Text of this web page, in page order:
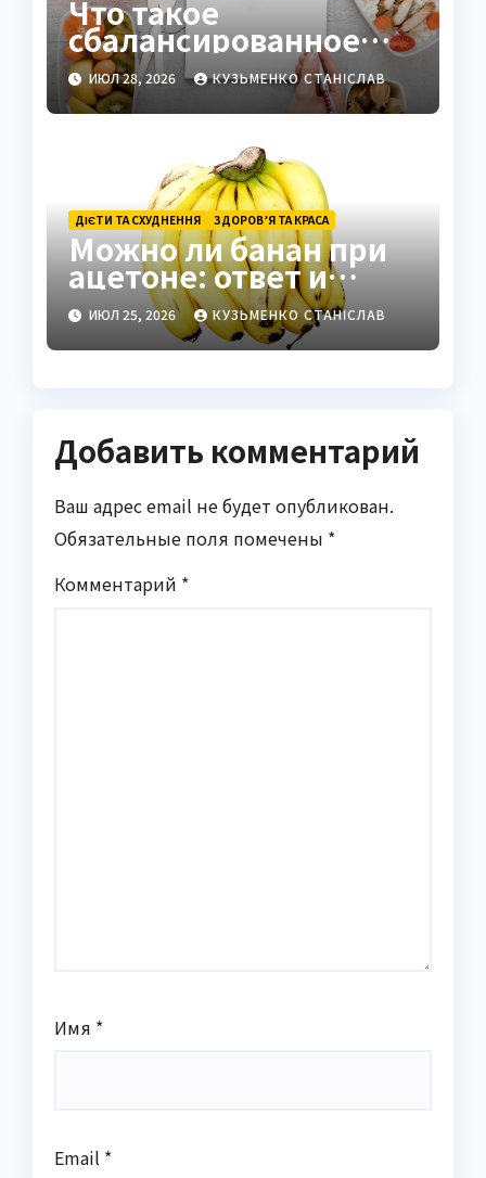
Что такое
сбалансированное
питание и как
правильно его
составить
ИЮЛ 28, 2026 КУЗЬМЕНКО СТАНІСЛАВ
ДІЄТИ ТА СХУДНЕННЯ ЗДОРОВ’Я ТА КРАСА
Можно ли банан при
ацетоне: ответ и
советы
ИЮЛ 25, 2026 КУЗЬМЕНКО СТАНІСЛАВ
Добавить комментарий
Ваш адрес email не будет опубликован.
Обязательные поля помечены *
Комментарий *
Имя *
Email *